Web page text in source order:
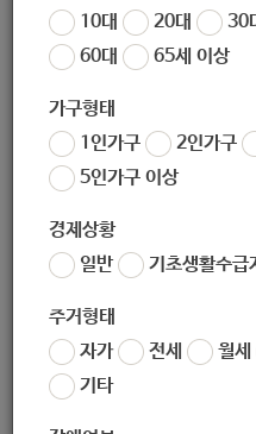
10대
20대 30
60대
65세 이상
가구형태
1인가구
2인가구
5인가구 이상
경제상황
일반
기초생활수급
주거형태
자가
전세 월세
기타
붙임과 같이 공고문과 응시서
좋아요0 싫어요
노원우주학교직원-응시서류천문
[아동청소년과] 2020 서울청년패